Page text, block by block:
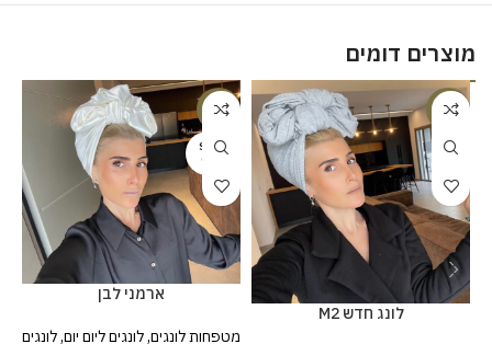
מוצרים דומים
-20%
לונג חדש M2
-20%
SOLD
OUT
ארמני לבן
מטפחות לונגים,לונגים ליום יום,לונגים